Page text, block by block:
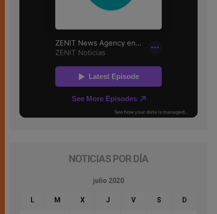
NOTICIAS POR DÍA
julio 2020
L M X J V S D